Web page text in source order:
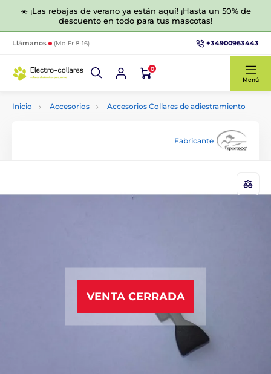
☀️ ¡Las rebajas de verano ya están aquí! ¡Hasta un 50% de
descuento en todo para tus mascotas!
Llámanos (Mo-Fr 8-16) +34900963443
0
Menú
Inicio Accesorios Accesorios Collares de adiestramiento
Fabricante
VENTA CERRADA